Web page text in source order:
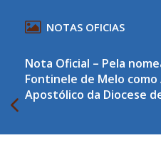
NOTAS OFICIAS
Nota Oficial – Pela
Fontinele de Melo
Apostólico da Diocese